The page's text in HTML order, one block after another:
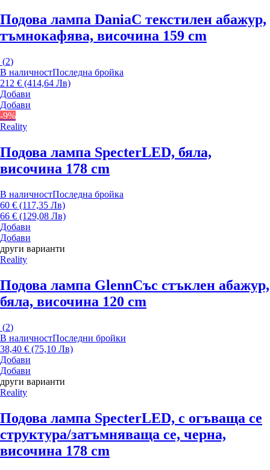
Подова лампа DaniaС текстилен абажур,
тъмнокафява, височина 159 cm
(2)
В наличностПоследна бройка
212 € (414,64 Лв)
Добави
Добави
-9%
Reality
Подова лампа SpecterLED, бяла,
височина 178 cm
В наличностПоследна бройка
60 € (117,35 Лв)
66 € (129,08 Лв)
Добави
Добави
други варианти
Reality
Подова лампа GlennСъс стъклен абажур,
бяла, височина 120 cm
(2)
В наличностПоследни бройки
38,40 € (75,10 Лв)
Добави
Добави
други варианти
Reality
Подова лампа SpecterLED, с огъваща се
структура/затъмняваща се, черна,
височина 178 cm